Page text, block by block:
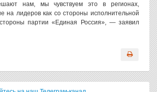
нам, мы чувствуем это в регионах,
на лидеров как со стороны исполнительной
партии «Единая Россия», — заявил